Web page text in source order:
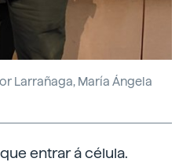
Larrañaga, María Ángela
entrar á célula.